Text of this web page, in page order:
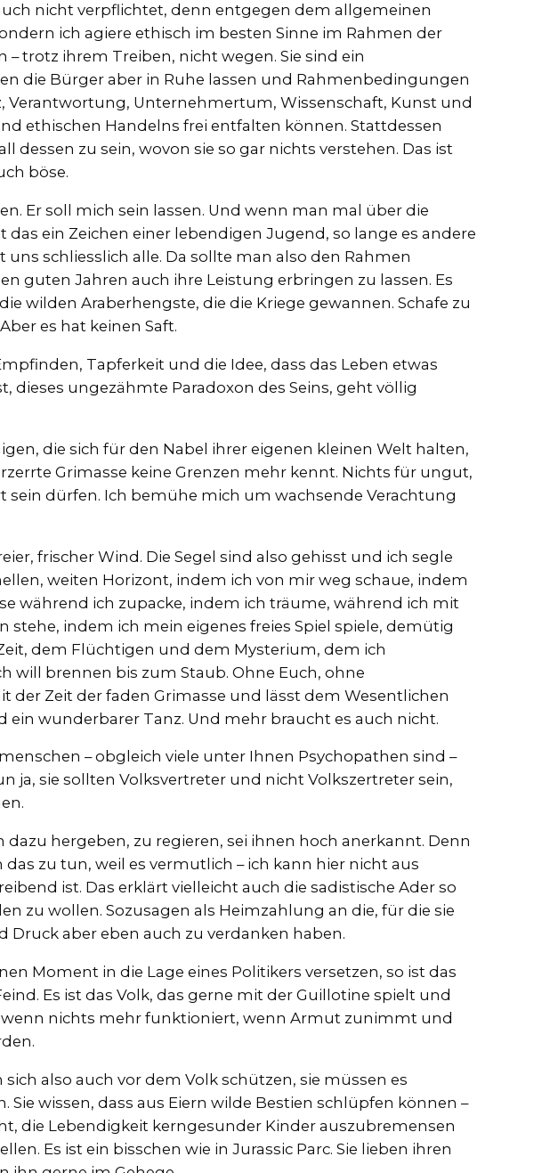
nicht verpflichtet, denn entgegen dem allgemeinen
ich agiere ethisch im besten Sinne im Rahmen der
trotz ihrem Treiben, nicht wegen. Sie sind ein
die Bürger aber in Ruhe lassen und Rahmenbedingungen
Verantwortung, Unternehmertum, Wissenschaft, Kunst und
ethischen Handelns frei entfalten können. Stattdessen
dessen zu sein, wovon sie so gar nichts verstehen. Das ist
böse.
Er soll mich sein lassen. Und wenn man mal über die
das ein Zeichen einer lebendigen Jugend, so lange es andere
schliesslich alle. Da sollte man also den Rahmen
guten Jahren auch ihre Leistung erbringen zu lassen. Es
wilden Araberhengste, die die Kriege gewannen. Schafe zu
es hat keinen Saft.
Tapferkeit und die Idee, dass das Leben etwas
dieses ungezähmte Paradoxon des Seins, geht völlig
die sich für den Nabel ihrer eigenen kleinen Welt halten,
Grimasse keine Grenzen mehr kennt. Nichts für ungut,
sein dürfen. Ich bemühe mich um wachsende Verachtung
frischer Wind. Die Segel sind also gehisst und ich segle
weiten Horizont, indem ich von mir weg schaue, indem
während ich zupacke, indem ich träume, während ich mit
stehe, indem ich mein eigenes freies Spiel spiele, demütig
dem Flüchtigen und dem Mysterium, dem ich
will brennen bis zum Staub. Ohne Euch, ohne
der Zeit der faden Grimasse und lässt dem Wesentlichen
ein wunderbarer Tanz. Und mehr braucht es auch nicht.
– obgleich viele unter Ihnen Psychopathen sind –
ja, sie sollten Volksvertreter und nicht Volkszertreter sein,
dazu hergeben, zu regieren, sei ihnen hoch anerkannt. Denn
zu tun, weil es vermutlich – ich kann hier nicht aus
ist. Das erklärt vielleicht auch die sadistische Ader so
zu wollen. Sozusagen als Heimzahlung an die, für die sie
Druck aber eben auch zu verdanken haben.
Moment in die Lage eines Politikers versetzen, so ist das
Es ist das Volk, das gerne mit der Guillotine spielt und
nichts mehr funktioniert, wenn Armut zunimmt und
also auch vor dem Volk schützen, sie müssen es
wissen, dass aus Eiern wilde Bestien schlüpfen können –
die Lebendigkeit kerngesunder Kinder auszubremensen
Es ist ein bisschen wie in Jurassic Parc. Sie lieben ihren